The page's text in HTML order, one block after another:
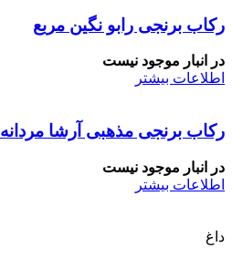
رکاب برنجی رابو نگین مربع
در انبار موجود نیست
اطلاعات بیشتر
رکاب برنجی مذهبی آرشا مردانه
در انبار موجود نیست
اطلاعات بیشتر
داغ